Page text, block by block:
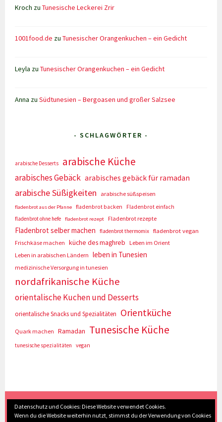
Kroch zuTunesische Leckerei Zrir
1001food.de zuTunesischer Orangenkuchen – ein Gedicht
Leyla zuTunesischer Orangenkuchen – ein Gedicht
Anna zuSüdtunesien – Bergoasen und großer Salzsee
- SCHLAGWÖRTER -
arabische Desserts arabische Küche
arabisches Gebäck arabisches gebäck für ramadan
arabische Süßigkeiten arabische süßspeisen
fladenbrot aus der Pfanne fladenbrot backen
Fladenbrot einfach
fladenbrot ohne hefe
fladenbrot rezept Fladenbrot rezepte
Fladenbrot selber machen fladenbrot thermomix fladenbrot vegan
Frischkäse machen
küche des maghreb
Leben im Orient
Leben in arabischen Ländern
leben in Tunesien
medizinische Versorgung in tunesien
nordafrikanische Küche
orientalische Kuchen und Desserts
orientalische Snacks und Spezialitäten Orientküche
Quark machen Ramadan Tunesische Küche
tunesische spezialitäten vegan
(c) Eva Seyberth|Home|Impressum/Datenschutz
Inhaltsverzeichnis|Kontakt|Nach Oben
Datenschutz und Cookies: Diese Website verwendet Cookies.
Wenn du die Website weiterhin nutzt, stimmst du der Verwendung von Cookies